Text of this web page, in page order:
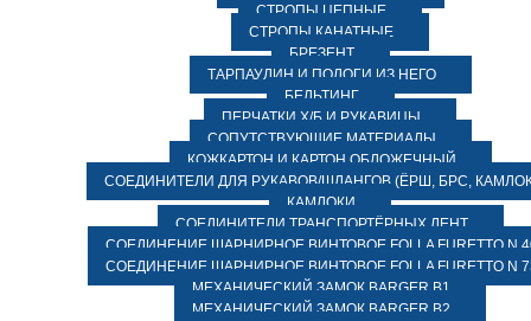
СТРОПЫ ЦЕПНЫЕ
СТРОПЫ КАНАТНЫЕ
БРЕЗЕНТ
ТАРПАУЛИН И ПОЛОГИ ИЗ НЕГО
БЕЛЬТИНГ
ПЕРЧАТКИ Х/Б И РУКАВИЦЫ
СОПУТСТВУЮЩИЕ МАТЕРИАЛЫ
КОЖКАРТОН И КАРТОН ОБЛОЖЕЧНЫЙ
СОЕДИНИТЕЛИ ДЛЯ РУКАВОВ/ШЛАНГОВ (ЁРШ, БРС,
КАМЛОКИ
СОЕДИНИТЕЛИ ТРАНСПОРТЁРНЫХ ЛЕНТ
СОЕДИНЕНИЕ ШАРНИРНОЕ ВИНТОВОЕ FOLLA FURETTO N
СОЕДИНЕНИЕ ШАРНИРНОЕ ВИНТОВОЕ FOLLA FURETTO N
МЕХАНИЧЕСКИЙ ЗАМОК BARGER B1
МЕХАНИЧЕСКИЙ ЗАМОК BARGER B2